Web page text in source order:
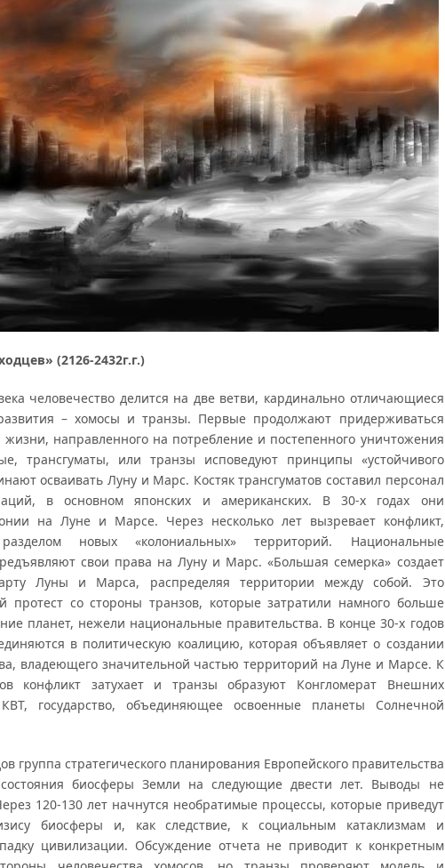
(2126-2432г.г.)
человечество делится на две ветви, кардинально отличающиеся
– хомосы и транзы. Первые продолжают придерживаться
жизни, направленного на потребление и постепенного уничтожения
трансгуматы, или транзы исповедуют принципы «устойчивого
осваивать Луну и Марс. Костяк трансгуматов составил персонал
в основном японских и американских. В 30-х годах они
на Луне и Марсе. Через несколько лет вызревает конфликт,
новых «колониальных» территорий. Национальные
свои права на Луну и Марс. «Большая семерка» создает
Луны и Марса, распределяя территории между собой. Это
протест со стороны транзов, которые затратили намного больше
планет, нежели национальные правительства. В конце 30-х годов
в политическую коалицию, которая объявляет о создании
владеющего значительной частью территорий на Луне и Марсе. К
конфликт затухает и транзы образуют Конгломерат Внешних
государство, объединяющее освоенные планеты Солнечной
группа стратегического планирования Европейского правительства
состояния биосферы Земли на следующие двести лет. Выводы не
120-130 лет начнутся необратимые процессы, которые приведут
биосферы и, как следствие, к социальным катаклизмам и
цивилизации. Обсуждение отчета не приводит к конкретным